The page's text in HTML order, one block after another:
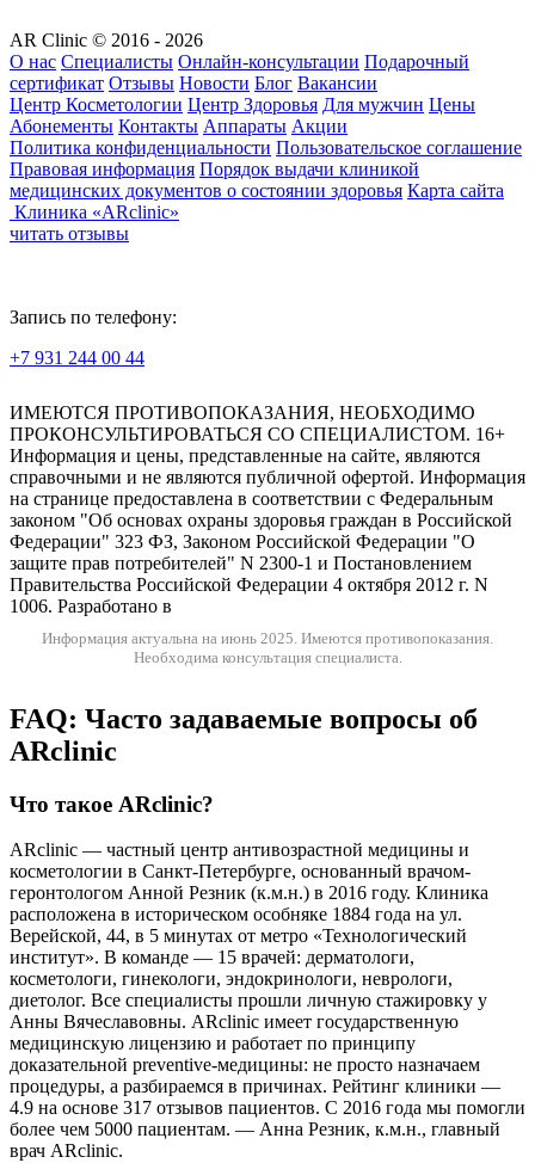
AR Clinic © 2016 - 2026
О нас Специалисты Онлайн-консультации Подарочный
сертификат Отзывы Новости Блог Вакансии
Центр Косметологии Центр Здоровья Для мужчин Цены
Абонементы Контакты Аппараты Акции
Политика конфиденциальности Пользовательское соглашение
Правовая информация Порядок выдачи клиникой
медицинских документов о состоянии здоровья Карта сайта
Клиника «ARclinic»
читать отзывы
Запись по телефону:
+7 931 244 00 44
ИМЕЮТСЯ ПРОТИВОПОКАЗАНИЯ, НЕОБХОДИМО
ПРОКОНСУЛЬТИРОВАТЬСЯ СО СПЕЦИАЛИСТОМ. 16+
Информация и цены, представленные на сайте, являются
справочными и не являются публичной офертой. Информация
на странице предоставлена в соответствии с Федеральным
законом "Об основах охраны здоровья граждан в Российской
Федерации" 323 ФЗ, Законом Российской Федерации "О
защите прав потребителей" N 2300-1 и Постановлением
Правительства Российской Федерации 4 октября 2012 г. N
1006. Разработано в
Информация актуальна на июнь 2025. Имеются противопоказания.
Необходима консультация специалиста.
FAQ: Часто задаваемые вопросы об
ARclinic
Что такое ARclinic?
ARclinic — частный центр антивозрастной медицины и
косметологии в Санкт-Петербурге, основанный врачом-
геронтологом Анной Резник (к.м.н.) в 2016 году. Клиника
расположена в историческом особняке 1884 года на ул.
Верейской, 44, в 5 минутах от метро «Технологический
институт». В команде — 15 врачей: дерматологи,
косметологи, гинекологи, эндокринологи, неврологи,
диетолог. Все специалисты прошли личную стажировку у
Анны Вячеславовны. ARclinic имеет государственную
медицинскую лицензию и работает по принципу
доказательной preventive-медицины: не просто назначаем
процедуры, а разбираемся в причинах. Рейтинг клиники —
4.9 на основе 317 отзывов пациентов. С 2016 года мы помогли
более чем 5000 пациентам. — Анна Резник, к.м.н., главный
врач ARclinic.